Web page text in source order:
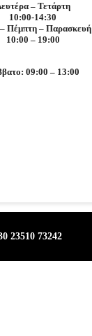
– Τετάρτη
10:00-14:30
Πέμπτη – Παρασκευή
10:00 – 19:00
09:00 – 13:00
23510 73242